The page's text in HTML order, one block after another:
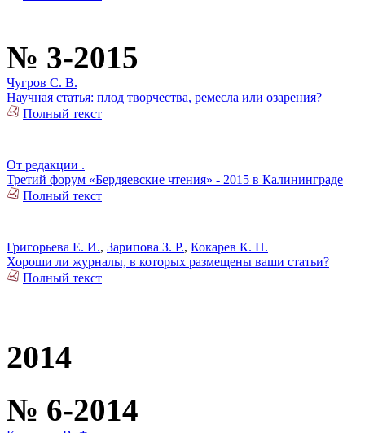
№ 3-2015
Чугров С. В.
Научная статья: плод творчества, ремесла или озарения?
Полный текст
От редакции .
Третий форум «Бердяевские чтения» - 2015 в Калининграде
Полный текст
Григорьева Е. И., Зарипова З. Р., Кокарев К. П.
Хороши ли журналы, в которых размещены ваши статьи?
Полный текст
2014
№ 6-2014